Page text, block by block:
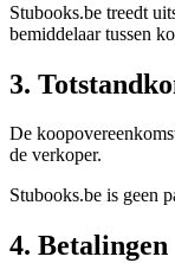
Stubooks.be treedt
bemiddelaar tussen
3.
De
de verkoper.
Stubooks.be is geen
4. Betalingen